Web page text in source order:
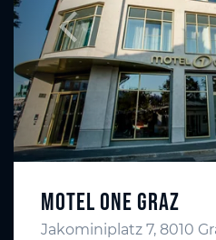
Motel One Graz
Jakominiplatz 7, 8010